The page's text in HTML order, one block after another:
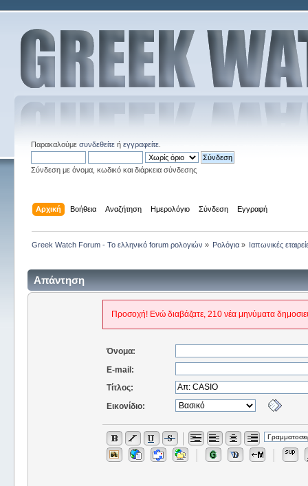
Παρακαλούμε συνδεθείτεή εγγραφείτε.
Σύνδεση με όνομα, κωδικό και διάρκεια σύνδεσης
Αρχική Βοήθεια Αναζήτηση Ημερολόγιο Σύνδεση Εγγραφή
Greek Watch Forum - Το ελληνικό forum ρολογιών » Ρολόγια » Ιαπωνικές
Απάντηση
Προσοχή! Ενώ διαβάζατε, 210 νέα μηνύματα
Όνομα:
E-mail:
Τίτλος:
Εικονίδιο: